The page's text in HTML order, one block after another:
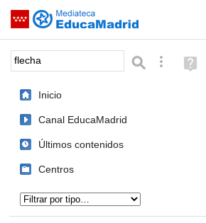
Saltar navegación
Palabra o frase: BúsquedaAyuda
(en
Inicio
Canal EducaMadrid
Últimos contenidos
Centros